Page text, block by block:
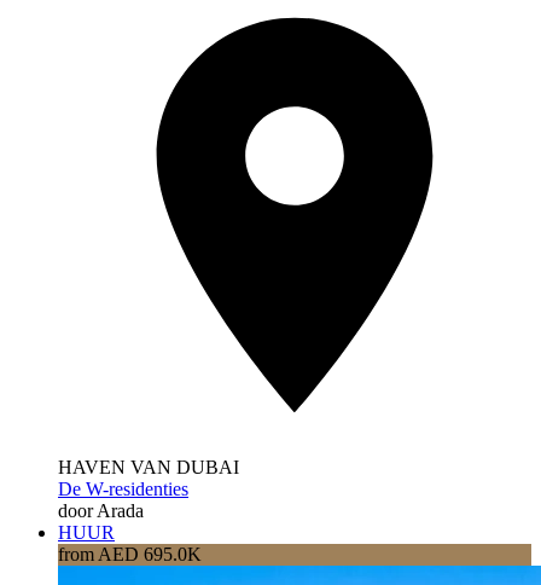
HAVEN VAN DUBAI
De W-residenties
door Arada
HUUR
from AED 695.0K